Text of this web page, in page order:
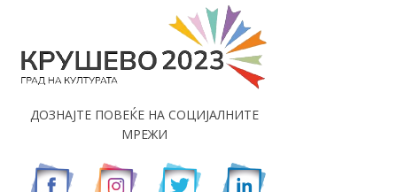
ДОЗНАЈТЕ ПОВЕЌЕ НА СОЦИЈАЛНИТЕ
МРЕЖИ